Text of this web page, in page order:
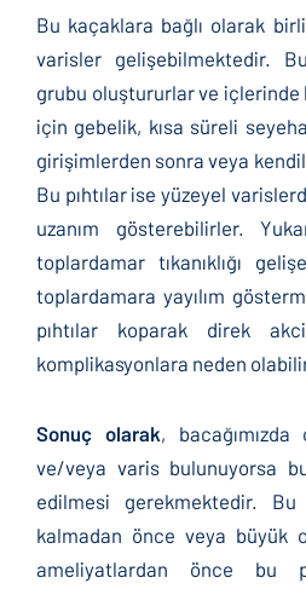
Bu kaçaklara bağlı olarak
varisler gelişebilmektedir.
grubu oluştururlar ve içlerinde
için gebelik, kısa süreli
girişimlerden sonra veya
Bu pıhtılar ise yüzeyel
uzanım gösterebilirler.
toplardamar tıkanıklığı
toplardamara yayılım
pıhtılar koparak direk
komplikasyonlara neden
Sonuç olarak,
ve/veya varis bulunuyorsa
edilmesi gerekmektedir.
kalmadan önce veya büyük
ameliyatlardan önce bu